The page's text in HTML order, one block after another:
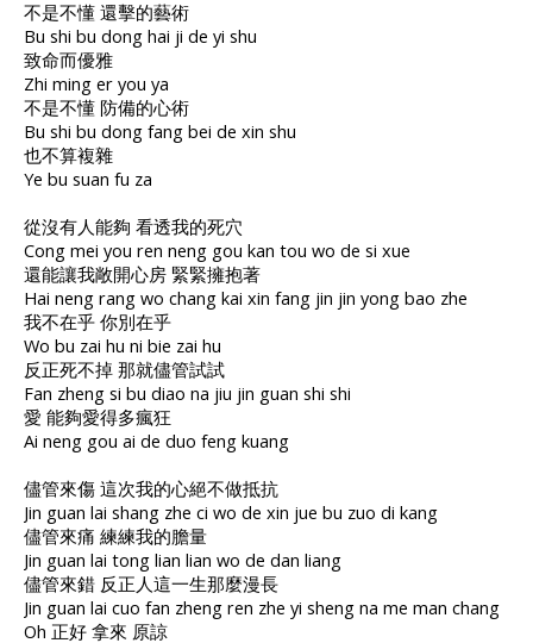
不是不懂 還擊的藝術
Bu shi bu dong hai ji de yi shu
致命而優雅
Zhi ming er you ya
不是不懂 防備的心術
Bu shi bu dong fang bei de xin shu
也不算複雜
Ye bu suan fu za
從沒有人能夠 看透我的死穴
Cong mei you ren neng gou kan tou wo de si xue
還能讓我敞開心房 緊緊擁抱著
Hai neng rang wo chang kai xin fang jin jin yong bao zhe
我不在乎 你別在乎
Wo bu zai hu ni bie zai hu
反正死不掉 那就儘管試試
Fan zheng si bu diao na jiu jin guan shi shi
愛 能夠愛得多瘋狂
Ai neng gou ai de duo feng kuang
儘管來傷 這次我的心絕不做抵抗
Jin guan lai shang zhe ci wo de xin jue bu zuo di kang
儘管來痛 練練我的膽量
Jin guan lai tong lian lian wo de dan liang
儘管來錯 反正人這一生那麼漫長
Jin guan lai cuo fan zheng ren zhe yi sheng na me man chang
Oh 正好 拿來 原諒